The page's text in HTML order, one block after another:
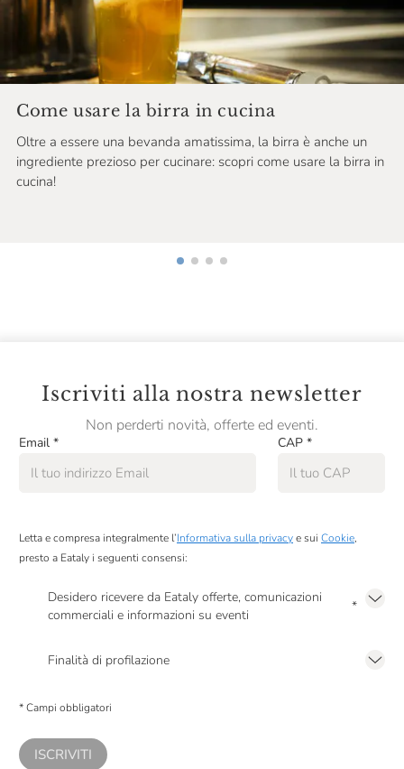
Come usare la birra in cucina
Oltre a essere una bevanda amatissima, la birra è anche un
ingrediente prezioso per cucinare: scopri come usare la birra in
cucina!
Iscriviti alla nostra newsletter
Non perderti novità, offerte ed eventi.
Email * CAP *
Letta e compresa integralmente l’Informativa sulla privacye sui Cookie,
presto a Eataly i seguenti consensi:
Desidero ricevere da Eataly offerte, comunicazioni
commerciali e informazioni su eventi
*
Finalità di profilazione
comunicazioni commerciali personalizzate, in caso di consenso prestato ai
* Campi obbligatori
ISCRIVITI